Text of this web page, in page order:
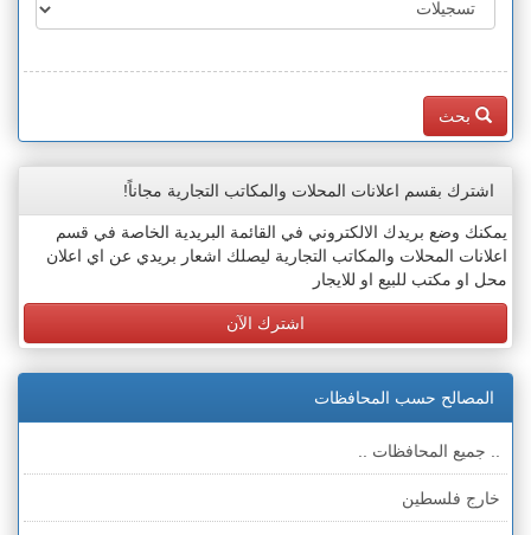
بحث
اشترك بقسم اعلانات المحلات والمكاتب التجارية مجاناً!
يمكنك وضع بريدك الالكتروني في القائمة البريدية الخاصة في قسم
اعلانات المحلات والمكاتب التجارية ليصلك اشعار بريدي عن اي اعلان
محل او مكتب للبيع او للايجار
اشترك الآن
المصالح حسب المحافظات
.. جميع المحافظات ..
خارج فلسطين